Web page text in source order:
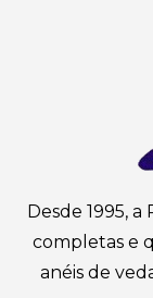
Desde 1995,
completas e
anéis de